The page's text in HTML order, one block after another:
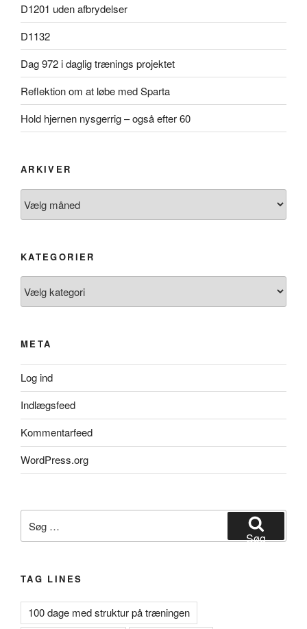
D1201 uden afbrydelser
D1132
Dag 972 i daglig trænings projektet
Reflektion om at løbe med Sparta
Hold hjernen nysgerrig – også efter 60
ARKIVER
KATEGORIER
META
Log ind
Indlægsfeed
Kommentarfeed
WordPress.org
efter:
Søg
TAG LINES
100 dage med struktur på træningen